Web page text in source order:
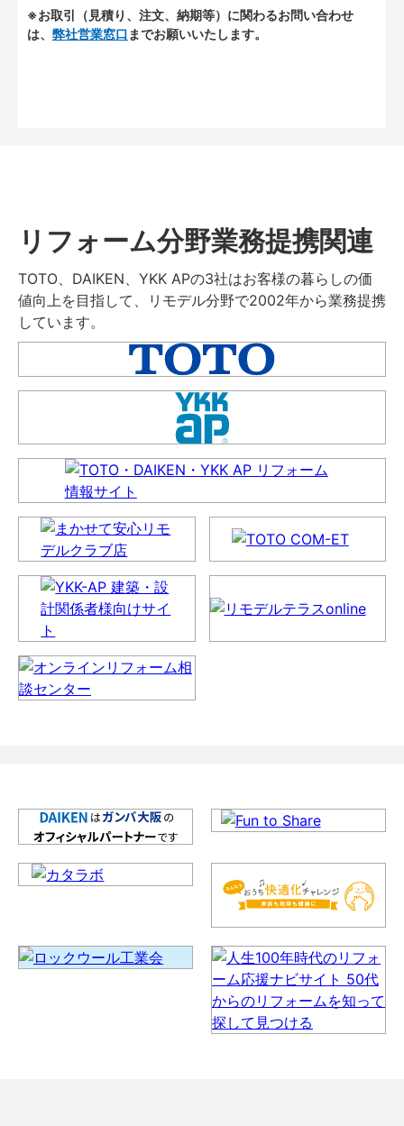
※お取引（見積り、注文、納期等）に関わるお問い合わせ
は、 弊社営業窓口 までお願いいたします。
リフォーム分野業務提携関連
TOTO、DAIKEN、YKK APの3社はお客様の暮らしの価
値向上を目指して、リモデル分野で2002年から業務提携
しています。